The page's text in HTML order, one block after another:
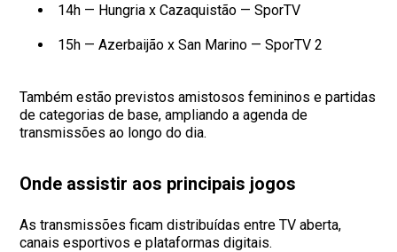
14h — Hungria x Cazaquistão — SporTV
15h — Azerbaijão x San Marino — SporTV 2
Também estão previstos amistosos femininos e partidas
de categorias de base, ampliando a agenda de
transmissões ao longo do dia.
Onde assistir aos principais jogos
As transmissões ficam distribuídas entre TV aberta,
canais esportivos e plataformas digitais.